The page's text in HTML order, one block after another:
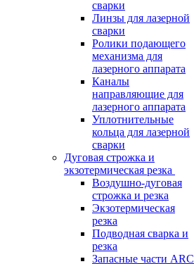
сварки
Линзы для лазерной
сварки
Ролики подающего
механизма для
лазерного аппарата
Каналы
направляющие для
лазерного аппарата
Уплотнительные
кольца для лазерной
сварки
Дуговая строжка и
экзотермическая резка
Воздушно-дуговая
строжка и резка
Экзотермическая
резка
Подводная сварка и
резка
Запасные части ARC